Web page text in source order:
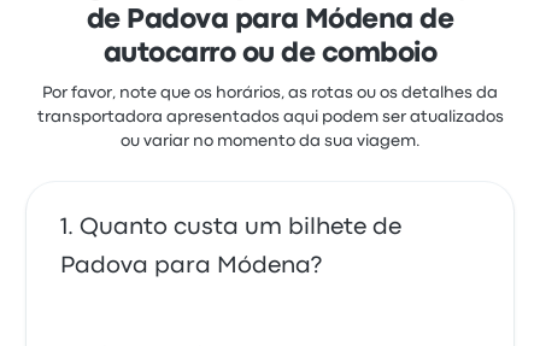
de Padova para Módena de
autocarro ou de comboio
Por favor, note que os horários, as rotas ou os detalhes da
transportadora apresentados aqui podem ser atualizados
ou variar no momento da sua viagem.
Quanto custa um bilhete de
Padova para Módena?